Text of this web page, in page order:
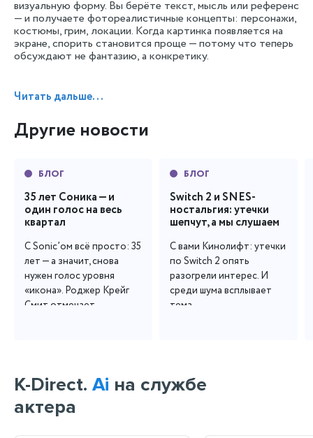
визуальную форму. Вы берёте текст, мысль или референс
— и получаете фотореалистичные концепты: персонажи,
костюмы, грим, локации. Когда картинка появляется на
экране, спорить становится проще — потому что теперь
обсуждают не фантазию, а конкретику.
Читать дальше...
Другие новости
БЛОГ
35 лет Соника — и
один голос на весь
квартал
С Sonic’ом всё просто: 35
лет — а значит, снова
нужен голос уровня
«икона». Роджер Крейг
Смит отмечает...
БЛОГ
Switch 2 и SNES-
ностальгия: утечки
шепчут, а мы слушаем
С вами Кинолифт: утечки
по Switch 2 опять
разогрели интерес. И
среди шума всплывает
тема...
K-Direct. Ai на службе
актера